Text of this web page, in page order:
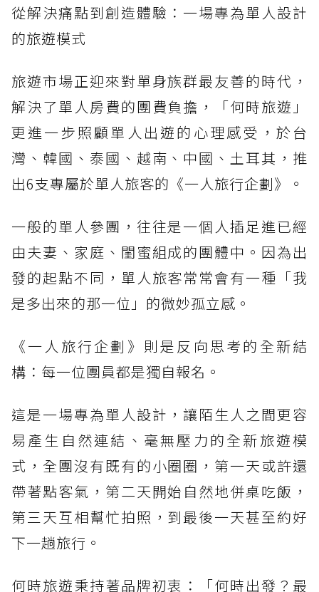
從解決痛點到創造體驗：一場專為單人設計
的旅遊模式
旅遊市場正迎來對單身族群最友善的時代，
解決了單人房費的團費負擔，「何時旅遊」
更進一步照顧單人出遊的心理感受，於台
灣、韓國、泰國、越南、中國、土耳其，推
出6支專屬於單人旅客的《一人旅行企劃》。
一般的單人參團，往往是一個人插足進已經
由夫妻、家庭、閨蜜組成的團體中。因為出
發的起點不同，單人旅客常常會有一種「我
是多出來的那一位」的微妙孤立感。
《一人旅行企劃》則是反向思考的全新結
構：每一位團員都是獨自報名。
這是一場專為單人設計，讓陌生人之間更容
易產生自然連結、毫無壓力的全新旅遊模
式，全團沒有既有的小圈圈，第一天或許還
帶著點客氣，第二天開始自然地併桌吃飯，
第三天互相幫忙拍照，到最後一天甚至約好
下一趟旅行。
何時旅遊秉持著品牌初衷：「何時出發？最